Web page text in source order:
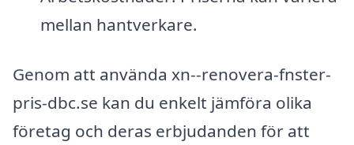
mellan hantverkare.
Genom att använda xn--renovera-fnster-
pris-dbc.se kan du enkelt jämföra olika
företag och deras erbjudanden för att